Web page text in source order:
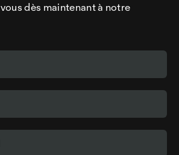
dès maintenant à notre